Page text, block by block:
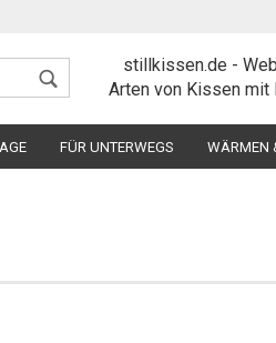
Lieferlandstillkissen.de -
Arten von Kissen mit
FÜR UNTERWEGS WÄRMEN